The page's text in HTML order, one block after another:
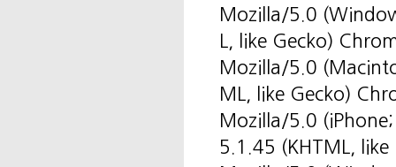
Mozilla/5.0
L, like Gecko)
Mozilla/5.0
ML, like Gecko)
Mozilla/5.0
5.1.45 (KHTML,